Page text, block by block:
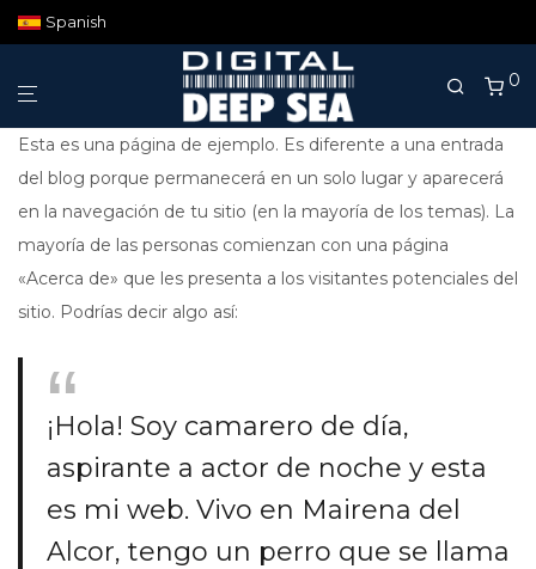
Spanish
0
Esta es una página de ejemplo. Es diferente a una entrada
del blog porque permanecerá en un solo lugar y aparecerá
en la navegación de tu sitio (en la mayoría de los temas). La
mayoría de las personas comienzan con una página
«Acerca de» que les presenta a los visitantes potenciales del
sitio. Podrías decir algo así:
¡Hola! Soy camarero de día,
aspirante a actor de noche y esta
es mi web. Vivo en Mairena del
Alcor, tengo un perro que se llama